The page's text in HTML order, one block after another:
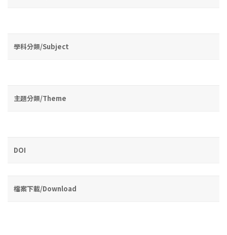
學科分類/Subject
主題分類/Theme
DOI
檔案下載/Download